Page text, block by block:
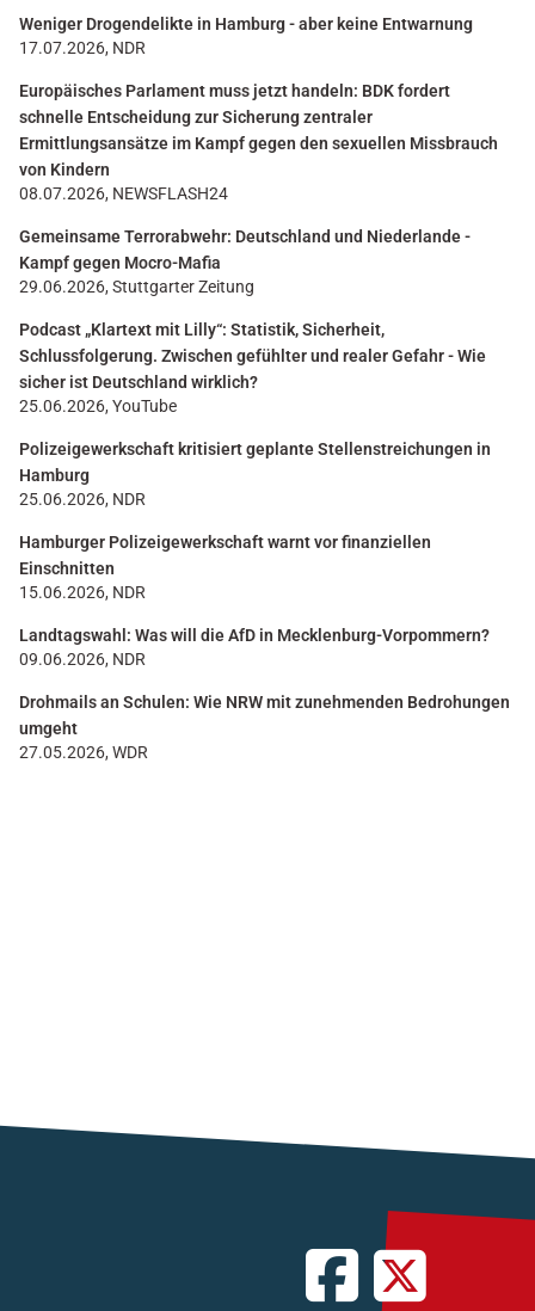
Weniger Drogendelikte in Hamburg - aber keine Entwarnung
17.07.2026, NDR
Europäisches Parlament muss jetzt handeln: BDK fordert
schnelle Entscheidung zur Sicherung zentraler
Ermittlungsansätze im Kampf gegen den sexuellen Missbrauch
von Kindern
08.07.2026, NEWSFLASH24
Gemeinsame Terrorabwehr: Deutschland und Niederlande -
Kampf gegen Mocro-Mafia
29.06.2026, Stuttgarter Zeitung
Podcast „Klartext mit Lilly“: Statistik, Sicherheit,
Schlussfolgerung. Zwischen gefühlter und realer Gefahr - Wie
sicher ist Deutschland wirklich?
25.06.2026, YouTube
Polizeigewerkschaft kritisiert geplante Stellenstreichungen in
Hamburg
25.06.2026, NDR
Hamburger Polizeigewerkschaft warnt vor finanziellen
Einschnitten
15.06.2026, NDR
Landtagswahl: Was will die AfD in Mecklenburg-Vorpommern?
09.06.2026, NDR
Drohmails an Schulen: Wie NRW mit zunehmenden Bedrohungen
umgeht
27.05.2026, WDR